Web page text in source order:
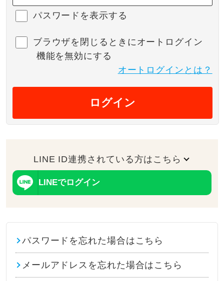
パスワードを表示する
ブラウザを閉じるときにオートログイン
機能を無効にする
オートログインとは？
ログイン
LINE ID連携されている方はこちら
LINEでログイン
パスワードを忘れた場合はこちら
メールアドレスを忘れた場合はこちら